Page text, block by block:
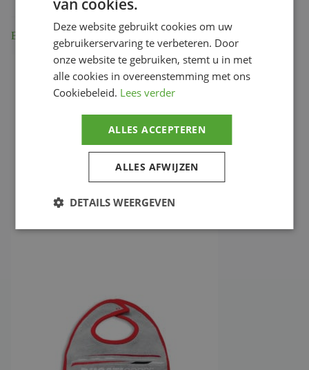
Beschrijving
van cookies.
Deze website gebruikt cookies om uw
gebruikerservaring te verbeteren. Door
onze website te gebruiken, stemt u in met
alle cookies in overeenstemming met ons
Cookiebeleid. Lees verder
ALLES ACCEPTEREN
ALLES AFWIJZEN
DETAILS WEERGEVEN